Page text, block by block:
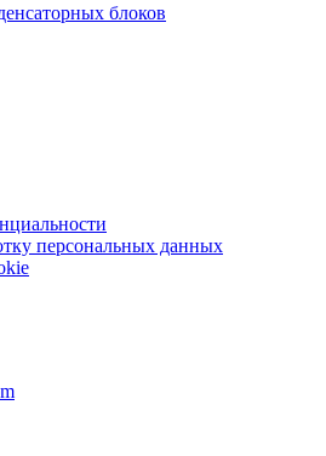
блоков
персональных данных